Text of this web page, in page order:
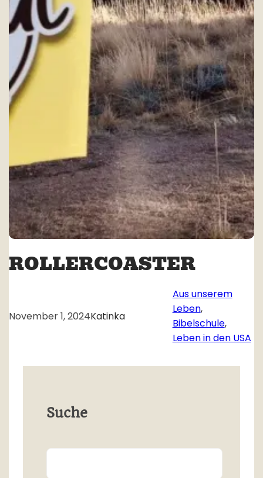
ROLLERCOASTER
November 1, 2024Katinka
Aus unserem
Leben,
Bibelschule,
Leben in den USA
Suche
Search